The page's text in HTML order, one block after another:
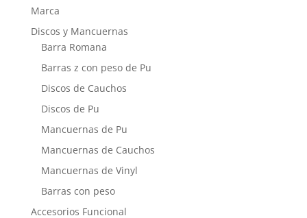
Marca
Discos y Mancuernas
Barra Romana
Barras z con peso de Pu
Discos de Cauchos
Discos de Pu
Mancuernas de Pu
Mancuernas de Cauchos
Mancuernas de Vinyl
Barras con peso
Accesorios Funcional